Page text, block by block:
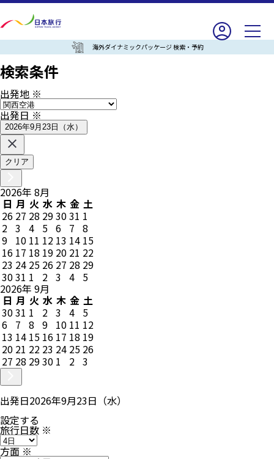
海外ダイナミックパッケージ 検索・予約
検索条件
出発地 ※
出発日※
2026年9月23日（水）
クリア
2026年 8月
日 月 火 水 木 金 土
26 27 28 293031 1
2 3 4 5 6 7 8
9 10 11 12 13 14 15
16 17 18 19 20 21 22
23 24 25 26 27 28 29
3031 1 2 3 4 5
2026年 9月
日 月 火 水 木 金 土
3031 1 2 3 4 5
6 7 8 9 10 11 12
13 14 15 16 17 18 19
20 21 22 23 24 25 26
27 28 2930 1 2 3
出発日2026年9月23日（水）
設定する
旅行日数 ※
方面※